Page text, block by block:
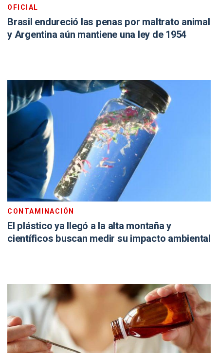
OFICIAL
Brasil endureció las penas por maltrato animal
y Argentina aún mantiene una ley de 1954
CONTAMINACIÓN
El plástico ya llegó a la alta montaña y
científicos buscan medir su impacto ambiental